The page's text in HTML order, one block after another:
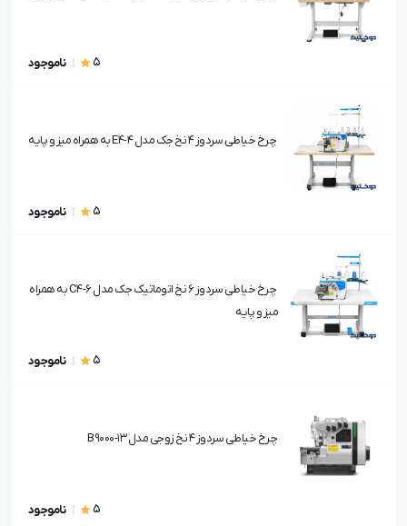
5 ناموجود
چرخ خیاطی سردوز 4 نخ جک مدل E4-4 به همراه میز و پایه
5 ناموجود
چرخ خیاطی سردوز 6 نخ اتوماتیک جک مدل C4-6 به همراه
میز و پایه
5 ناموجود
چرخ خیاطی سردوز 4 نخ زوجی مدل B9000-13
5 ناموجود